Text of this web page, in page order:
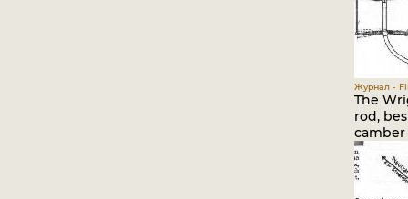
Журнал -
The
rod,
camber